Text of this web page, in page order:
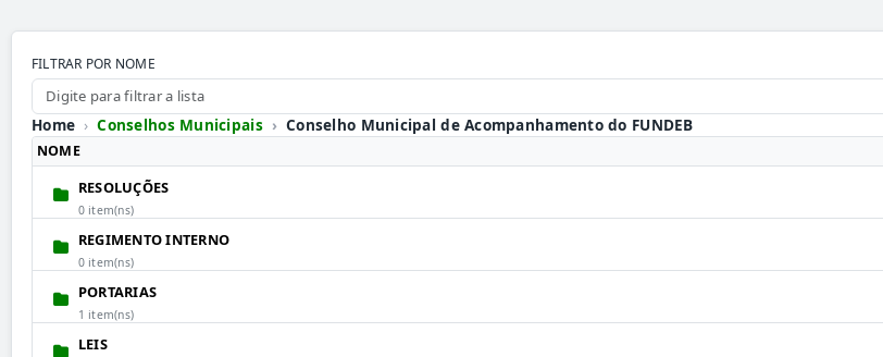
FILTRAR POR NOME
Home Conselhos Municipais Conselho Municipal de Acompanhamento do FUNDEB
NOME
RESOLUÇÕES
0 item(ns)
REGIMENTO INTERNO
0 item(ns)
PORTARIAS
1 item(ns)
LEIS